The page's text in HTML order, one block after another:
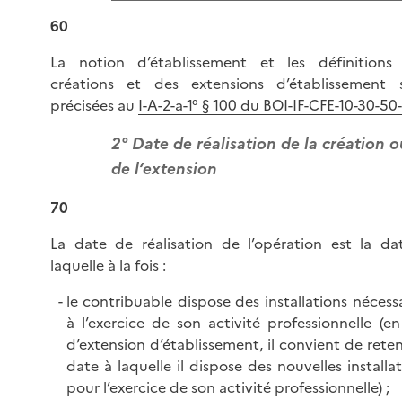
60
La notion d’établissement et les définitions
créations et des extensions d’établissement
précisées au I-A-2-a-1° § 100 du BOI-IF-CFE-10-30-
2° Date de réalisation de la création
de l’extension
70
La date de réalisation de l’opération est la
laquelle à la fois :
le contribuable dispose des installations
à l’exercice de son activité professionnelle
d’extension d’établissement, il convient de
date à laquelle il dispose des nouvelles
pour l’exercice de son activité professionnelle) ;